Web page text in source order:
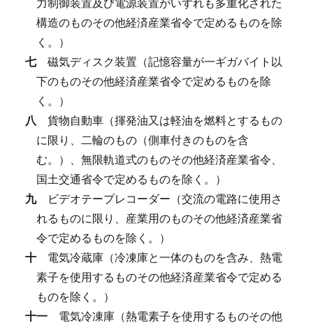
構造のものその他経済産業省令で定めるものを除
く。）
七 磁気ディスク装置（記憶容量が一ギガバイト以
下のものその他経済産業省令で定めるものを除
く。）
八 貨物自動車（揮発油又は軽油を燃料とするもの
に限り、二輪のもの（側車付きのものを含
む。）、無限軌道式のものその他経済産業省令、
国土交通省令で定めるものを除く。）
九
ビデオテープレコーダー（交流の電路に使用さ
れるものに限り、産業用のものその他経済産業省
令で定めるものを除く。）
十 電気冷蔵庫（冷凍庫と一体のものを含み、熱電
素子を使用するものその他経済産業省令で定める
ものを除く。）
十一 電気冷凍庫（熱電素子を使用するものその他